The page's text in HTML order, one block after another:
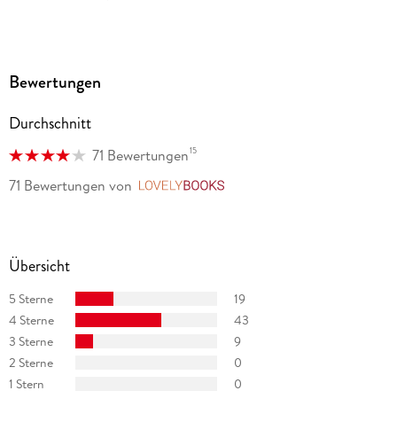
spannenden Geschichten zu vermengen. « Helmut Pusch /
Bewertungen
Durchschnitt
71 Bewertungen15
71 Bewertungen von
Übersicht
5 Sterne
19
4 Sterne
43
3 Sterne
9
2 Sterne
0
1 Stern
0